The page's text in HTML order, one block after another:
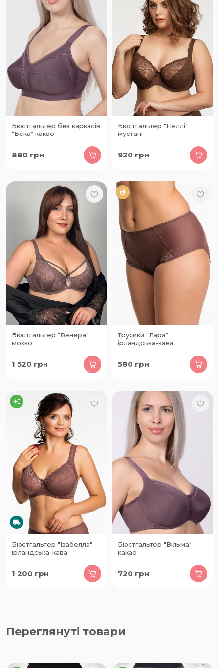
Бюстгальтер без каркасів
"Бека" какао
880 грн
Бюстгальтер "Неллі"
мустанг
920 грн
Бюстгальтер "Венера"
мокко
1 520 грн
Трусики "Лара"
ірландська-кава
580 грн
Бюстгальтер "Ізабелла"
ірландська-кава
1 200 грн
Бюстгальтер "Вільма"
какао
720 грн
Переглянуті товари